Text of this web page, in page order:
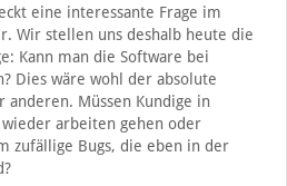
eine interessante Frage im
Wir stellen uns deshalb heute die
Kann man die Software bei
Dies wäre wohl der absolute
Müssen Kundige in
arbeiten gehen oder
zufällige Bugs, die eben in der